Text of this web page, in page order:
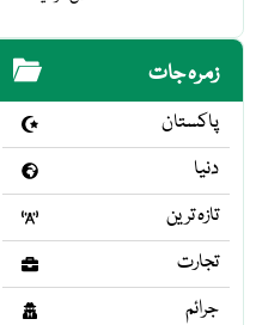
زمرہ جات
پاکستان
دنیا
تازہ ترین
تجارت
جرائم